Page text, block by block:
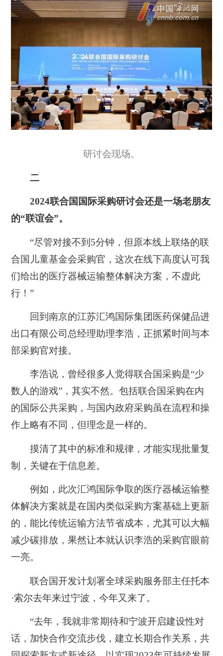
研讨会现场。
二
2024联合国国际采购研讨会还是一场老朋友
的“联谊会”。
“尽管对接不到5分钟，但原本线上联络的联
合国儿童基金会采购官，这次在线下高度认可我
们给出的医疗器械运输整体解决方案，不虚此
行！”
回到南京的江苏汇鸿国际集团医药保健品进
出口有限公司总经理助理李浩，正抓紧时间与本
部采购官对接。
李浩说，曾经很多人觉得联合国采购是“少
数人的游戏”，其实不然。包括联合国采购在内
的国际公共采购，与国内政府采购虽在流程和操
作上略有不同，但理念是一样的。
摸清了其中的标准和规律，才能实现批量复
制，关键在于信息差。
例如，此次汇鸿国际争取的医疗器械运输整
体解决方案就是在国内类似采购方案基础上更新
的，能比传统运输方法节省成本，尤其可以大幅
减少碳排放，果然让本就认识李浩的采购官眼前
一亮。
联合国开发计划署全球采购服务部主任托本
·索尔去年来过宁波，今年又来了。
“去年，我就非常期待和宁波开启建设性对
话，加快合作交流步伐，建立长期合作关系，共